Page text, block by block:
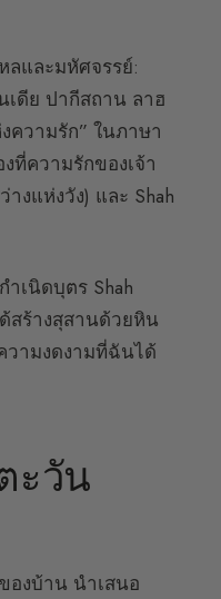
และมหัศจรรย์:
เดีย ปากีสถาน ลาฮ
ความรัก” ในภาษา
ที่ความรักของเจ้า
งแห่งวัง) และ Shah
เนิดบุตร Shah
สร้างสุสานด้วยหิน
วามงดงามที่ฉันได้
ะวัน
องบ้าน นำเสนอ